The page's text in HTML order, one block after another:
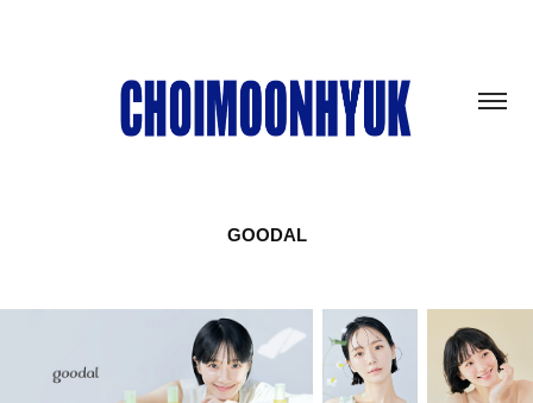
GOODAL